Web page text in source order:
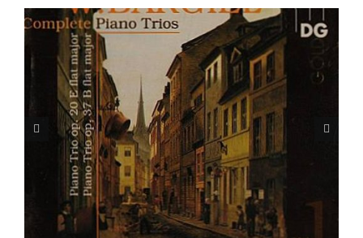
WOLDEMAR BARGIEL (1828-1897)
VOL. 2